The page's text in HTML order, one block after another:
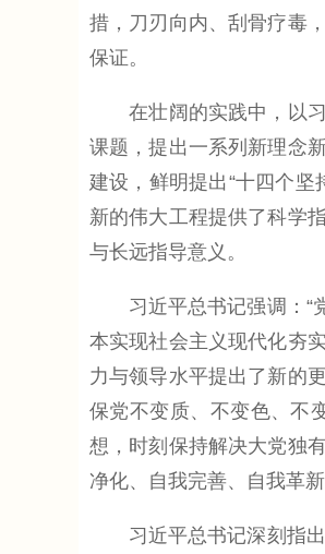
措，刀刃向内、刮骨疗毒
保证。
在壮阔的实践中，以习
课题，提出一系列新理念
建设，鲜明提出“十四个
新的伟大工程提供了科学
与长远指导意义。
习近平总书记强调：“党
本实现社会主义现代化夯
力与领导水平提出了新的
保党不变质、不变色、不
想，时刻保持解决大党独
净化、自我完善、自我革
习近平总书记深刻指出